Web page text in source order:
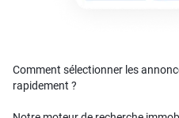
Comment sélectionner les
rapidement ?